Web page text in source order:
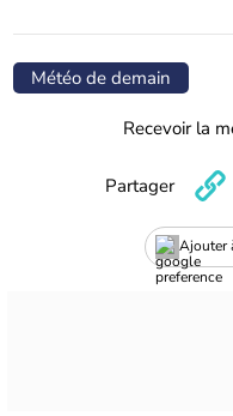
Météo de demain
Recevoir la
Ajouter
Partager